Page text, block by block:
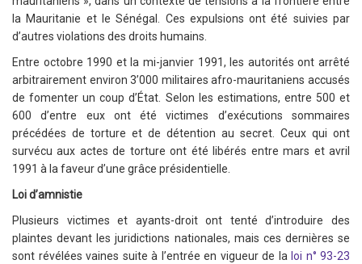
la Mauritanie et le Sénégal. Ces expulsions ont été suivies par
d’autres violations des droits humains.
Entre octobre 1990 et la mi-janvier 1991, les autorités ont arrêté
arbitrairement environ 3’000 militaires afro-mauritaniens accusés
de fomenter un coup d’État. Selon les estimations, entre 500 et
600 d’entre eux ont été victimes d’exécutions sommaires
précédées de torture et de détention au secret. Ceux qui ont
survécu aux actes de torture ont été libérés entre mars et avril
1991 à la faveur d’une grâce présidentielle.
Loi d’amnistie
Plusieurs victimes et ayants-droit ont tenté d’introduire des
plaintes devant les juridictions nationales, mais ces dernières se
sont révélées vaines suite à l’entrée en vigueur de la loi n° 93-23